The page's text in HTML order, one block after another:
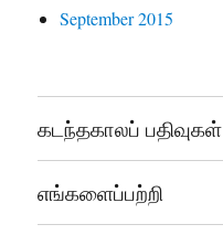
September 2015
கடந்தகாலப் பதிவுகள்
எங்களைப்பற்றி